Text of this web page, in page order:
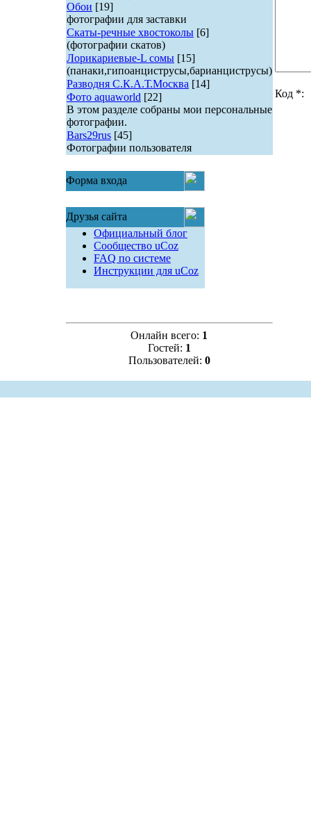
Обои [19]
фотографии для заставки
Скаты-речные хвостоколы [6]
(фотографии скатов)
Лорикариевые-L сомы [15]
(панаки,гипоанциструсы,барианциструсы)
Разводня С.К.А.Т.Москва [14]
Фото aquaworld [22]
В этом разделе собраны мои персональные
фотографии.
Bars29rus [45]
Фотографии пользователя
Форма входа
Друзья сайта
Официальный блог
Сообщество uCoz
FAQ по системе
Инструкции для uCoz
Онлайн всего: 1
Гостей: 1
Пользователей: 0
Код *: